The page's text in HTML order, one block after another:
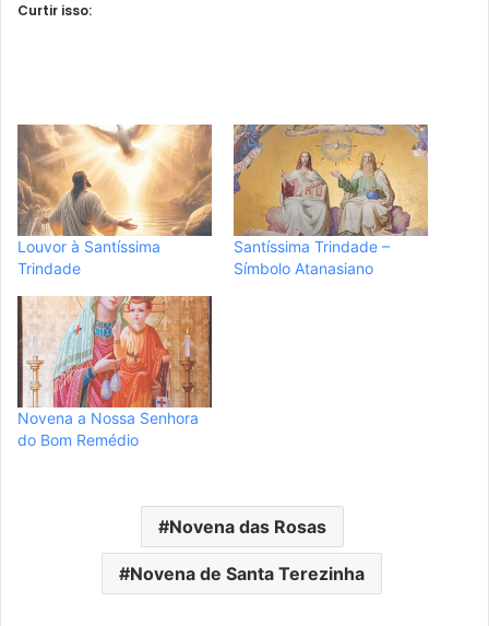
Curtir isso:
Louvor à Santíssima
Trindade
Santíssima Trindade –
Símbolo Atanasiano
Novena a Nossa Senhora
do Bom Remédio
Novena das Rosas
Novena de Santa Terezinha